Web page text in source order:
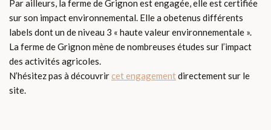
Par ailleurs, la ferme de Grignon est engagée, elle est certifiée
sur son impact environnemental. Elle a obetenus différents
labels dont un de niveau 3 « haute valeur environnementale ».
La ferme de Grignon mène de nombreuses études sur l’impact
des activités agricoles.
N’hésitez pas à découvrircet engagementdirectement sur le
site.